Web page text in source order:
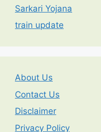
Sarkari Yojana
train update
About Us
Contact Us
Disclaimer
Privacy Policy